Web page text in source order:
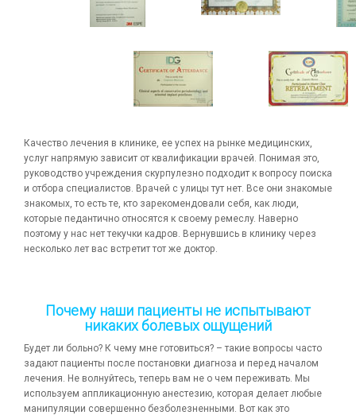
Качество лечения в клинике, ее успех на рынке медицинских,
услуг напрямую зависит от квалификации врачей. Понимая это,
руководство учреждения скурпулезно подходит к вопросу поиска
и отбора специалистов. Врачей с улицы тут нет. Все они знакомые
знакомых, то есть те, кто зарекомендовали себя, как люди,
которые педантично относятся к своему ремеслу. Наверно
поэтому у нас нет текучки кадров. Вернувшись в клинику через
несколько лет вас встретит тот же доктор.
Почему наши пациенты не испытывают
никаких болевых ощущений
Будет ли больно? К чему мне готовиться? – такие вопросы часто
задают пациенты после постановки диагноза и перед началом
лечения. Не волнуйтесь, теперь вам не о чем переживать. Мы
используем аппликационную анестезию, которая делает любые
манипуляции совершенно безболезненными. Вот как это